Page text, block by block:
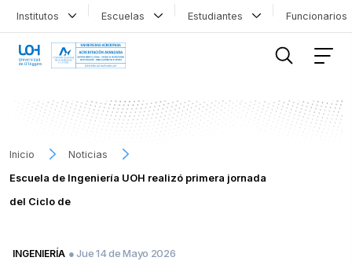
Institutos Escuelas Estudiantes
Inicio
Noticias
Escuela de Ingeniería UOH realizó primera jornada
del Ciclo de
INGENIERÍA ● Jue 14 de Mayo 2026